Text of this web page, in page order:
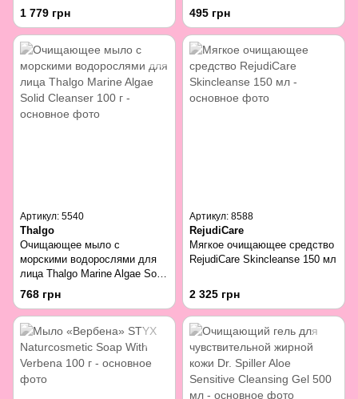
200 мл
1 779 грн
Eyes 14 шт
495 грн
Артикул: 5540
Thalgo
Очищающее мыло с
морскими водорослями для
лица Thalgo Marine Algae Solid
Cleanser 100 г
768 грн
Артикул: 8588
RejudiCare
Мягкое очищающее средство
RejudiCare Skincleanse 150 мл
2 325 грн